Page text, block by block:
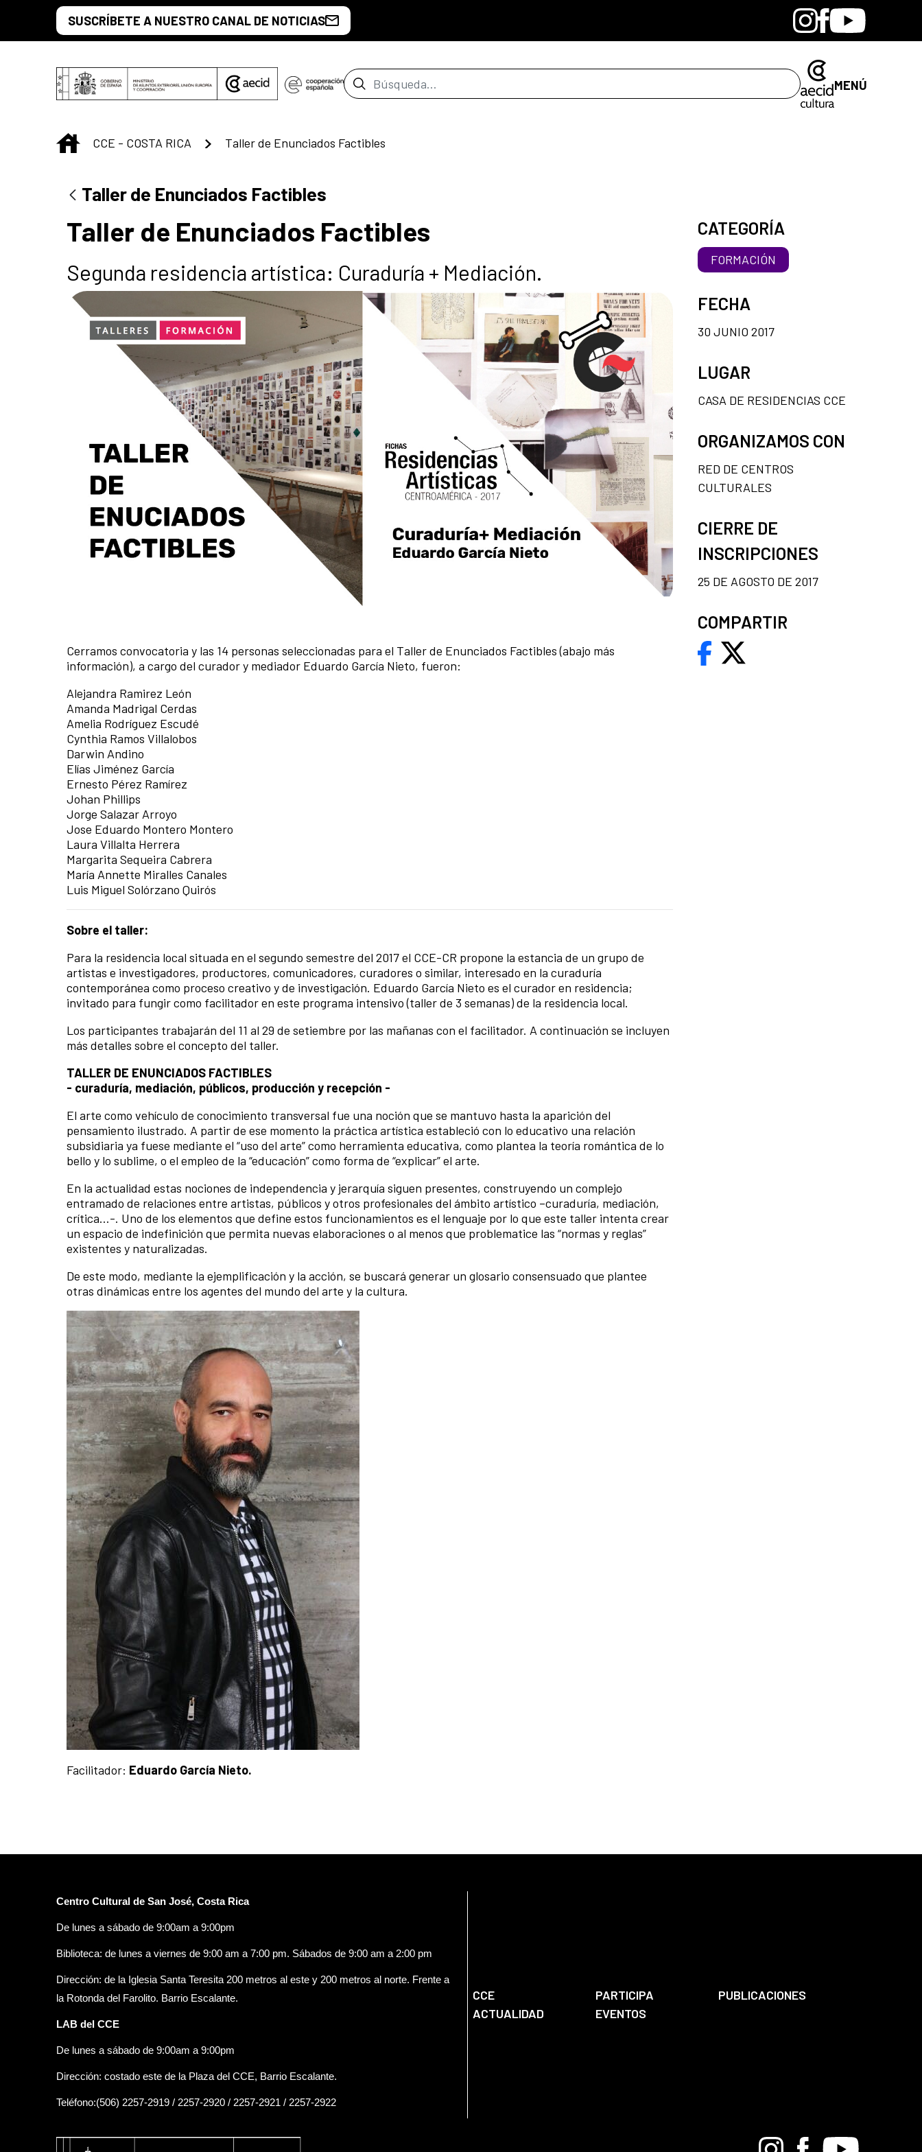
Saltar al contenido principal
SUSCRÍBETE A NUESTRO CANAL DE NOTICIAS BandcampInstagram
Facebook
Youtube
Barra de búsqueda MENÚ
INICIO
CCE - COSTA RICA Taller de Enunciados Factibles
Taller de Enunciados Factibles
Taller de Enunciados Factibles
Segunda residencia artística: Curaduría + Mediación.
Cerramos convocatoria y las 14 personas seleccionadas para el Taller de Enunciados Factibles (abajo más
información), a cargo del curador y mediador Eduardo García Nieto, fueron:
Alejandra Ramirez León
Amanda Madrigal Cerdas
Amelia Rodríguez Escudé
Cynthia Ramos Villalobos
Darwin Andino
Elías Jiménez García
Ernesto Pérez Ramírez
Johan Phillips
Jorge Salazar Arroyo
Jose Eduardo Montero Montero
Laura Villalta Herrera
Margarita Sequeira Cabrera
María Annette Miralles Canales
Luis Miguel Solórzano Quirós
Sobre el taller:
Para la residencia local situada en el segundo semestre del 2017 el CCE-CR propone la estancia de un grupo de
artistas e investigadores, productores, comunicadores, curadores o similar, interesado en la curaduría
contemporánea como proceso creativo y de investigación. Eduardo García Nieto es el curador en residencia;
invitado para fungir como facilitador en este programa intensivo (taller de 3 semanas) de la residencia local.
Los participantes trabajarán del 11 al 29 de setiembre por las mañanas con el facilitador. A continuación se incluyen
más detalles sobre el concepto del taller.
TALLER DE ENUNCIADOS FACTIBLES
- curaduría, mediación, públicos, producción y recepción -
El arte como vehículo de conocimiento transversal fue una noción que se mantuvo hasta la aparición del
pensamiento ilustrado. A partir de ese momento la práctica artística estableció con lo educativo una relación
subsidiaria ya fuese mediante el “uso del arte” como herramienta educativa, como plantea la teoría romántica de lo
bello y lo sublime, o el empleo de la “educación” como forma de “explicar” el arte.
En la actualidad estas nociones de independencia y jerarquía siguen presentes, construyendo un complejo
entramado de relaciones entre artistas, públicos y otros profesionales del ámbito artístico –curaduría, mediación,
crítica…-. Uno de los elementos que define estos funcionamientos es el lenguaje por lo que este taller intenta crear
un espacio de indefinición que permita nuevas elaboraciones o al menos que problematice las “normas y reglas”
existentes y naturalizadas.
De este modo, mediante la ejemplificación y la acción, se buscará generar un glosario consensuado que plantee
otras dinámicas entre los agentes del mundo del arte y la cultura.
Facilitador: Eduardo García Nieto.
CATEGORÍA
FORMACIÓN
FECHA
30 JUNIO 2017
LUGAR
CASA DE RESIDENCIAS CCE
ORGANIZAMOS CON
RED DE CENTROS
CULTURALES
CIERRE DE
INSCRIPCIONES
25 DE AGOSTO DE 2017
COMPARTIR
Centro Cultural de San José, Costa Rica
De lunes a sábado de 9:00am a 9:00pm
Biblioteca: de lunes a viernes de 9:00 am a 7:00 pm. Sábados de 9:00 am a 2:00 pm
Dirección: de la Iglesia Santa Teresita 200 metros al este y 200 metros al norte. Frente a
la Rotonda del Farolito. Barrio Escalante.
LAB del CCE
De lunes a sábado de 9:00am a 9:00pm
Dirección: costado este de la Plaza del CCE, Barrio Escalante.
Teléfono:(506) 2257-2919 / 2257-2920 / 2257-2921 / 2257-2922
CCE PARTICIPA
PUBLICACIONES
ACTUALIDAD
EVENTOS
BandcampInstagramFacebook
Youtube